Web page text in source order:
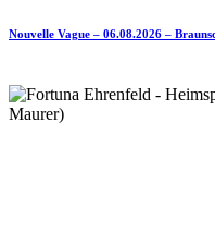
Nouvelle Vague – 06.08.2026 –